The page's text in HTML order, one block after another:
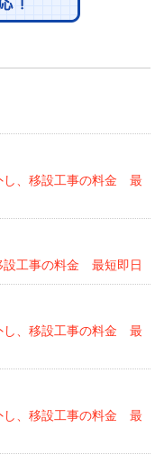
し、移設工事の料金 最
設工事の料金 最短即日
し、移設工事の料金 最
し、移設工事の料金 最